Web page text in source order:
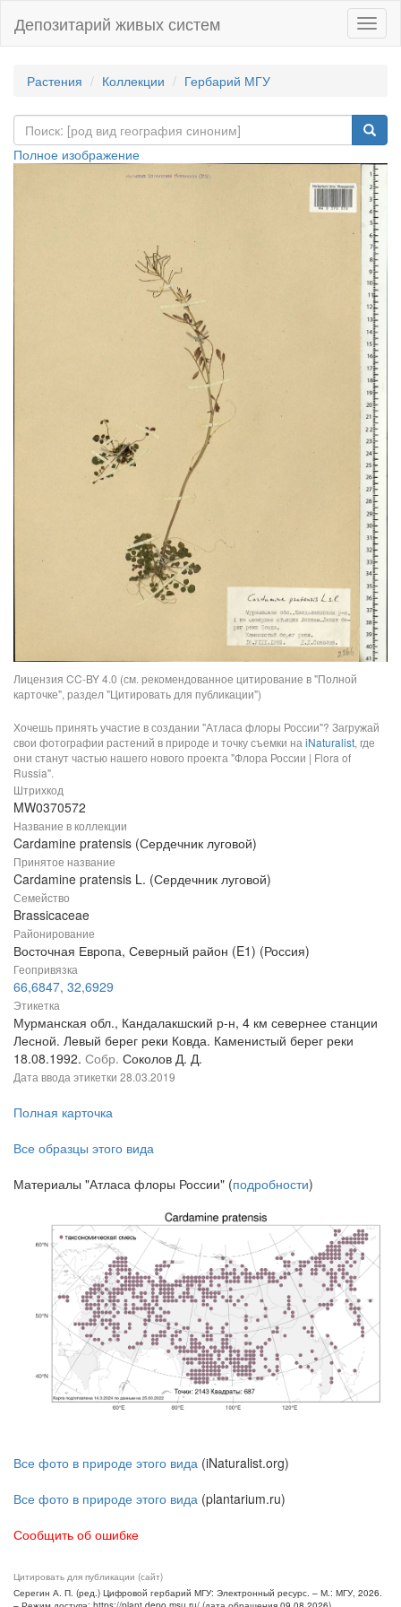
Депозитарий живых систем
Растения Коллекции Гербарий МГУ
Полное изображение
Лицензия CC-BY 4.0 (см. рекомендованное цитирование в "Полной
карточке", раздел "Цитировать для публикации")
Хочешь принять участие в создании "Атласа флоры России"? Загружай
свои фотографии растений в природе и точку съемки на iNaturalist, где
они станут частью нашего нового проекта "Флора России | Flora of
Russia".
Штрихкод
MW0370572
Название в коллекции
Cardamine pratensis (Сердечник луговой)
Принятое название
Cardamine pratensis L. (Сердечник луговой)
Семейство
Brassicaceae
Районирование
Восточная Европа, Северный район (E1) (Россия)
Геопривязка
66,6847, 32,6929
Этикетка
Мурманская обл., Кандалакшский р-н, 4 км севернее станции
Лесной. Левый берег реки Ковда. Каменистый берег реки
18.08.1992. Собр. Соколов Д. Д.
Дата ввода этикетки 28.03.2019
Полная карточка
Все образцы этого вида
Материалы "Атласа флоры России" (подробности)
Все фото в природе этого вида (iNaturalist.org)
Все фото в природе этого вида (plantarium.ru)
Сообщить об ошибке
Цитировать для публикации (сайт)
Серегин А. П. (ред.) Цифровой гербарий МГУ: Электронный ресурс. – М.: МГУ, 2026.